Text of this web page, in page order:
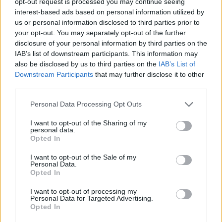
interest-based ads based on personal information utilized by
us or personal information disclosed to third parties prior to
your opt-out. You may separately opt-out of the further
disclosure of your personal information by third parties on the
IAB’s list of downstream participants. This information may
also be disclosed by us to third parties on the IAB’s List of
Downstream Participants that may further disclose it to other
Personal Data Processing Opt Outs
I want to opt-out of the Sharing of my
personal data.
Opted In
I want to opt-out of the Sale of my
Personal Data.
Opted In
I want to opt-out of processing my
Personal Data for Targeted Advertising.
Opted In
Depakin (70)
Epilessia
Venlafaxina (69)
Depressione - antidepressivi altro
Nexplanon (69)
Contraccezione - altro
Nuvaring (67)
Contraccezione - altro
Mirtazapina (67)
Depressione - antidepressivi altro
Simvastatina (64)
Colesterolo
Acidità gastrica - Inibitori della pompa protonica
Livial (61)